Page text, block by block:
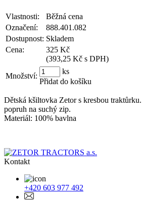
Vlastnosti:
Běžná cena
Označení:
888.401.082
Dostupnost: Skladem
Cena:
325 Kč
(393,25 Kč s DPH)
Množství:
ks
Přidat do košíku
Dětská kšiltovka Zetor s kresbou
popruh na suchý zip.
Materiál: 100% bavlna
Kontakt
+420 603 977 492